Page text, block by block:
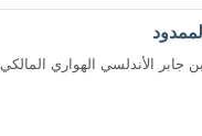
الأندلسي الهواري المالكي